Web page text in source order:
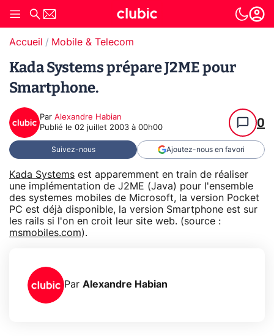
Accueil Mobile & Telecom
Kada Systems prépare J2ME pour
Smartphone.
Par Alexandre Habian
Publié le 02 juillet 2003 à 00h00 0
Suivez-nous Ajoutez-nous en favori
Kada Systems est apparemment en train de réaliser
une implémentation de J2ME (Java) pour l'ensemble
des systemes mobiles de Microsoft, la version Pocket
PC est déjà disponible, la version Smartphone est sur
les rails si l'on en croit leur site web. (source :
msmobiles.com).
Par Alexandre Habian